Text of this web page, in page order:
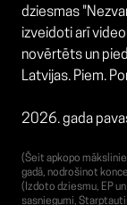
dziesmas
izveidoti arī
novērtēts un
Latvijas. Piem.
2026. gada
(Šeit apkopo
gadā, nodrošinot
(Izdoto dziesmu, EP
sasniegumi,